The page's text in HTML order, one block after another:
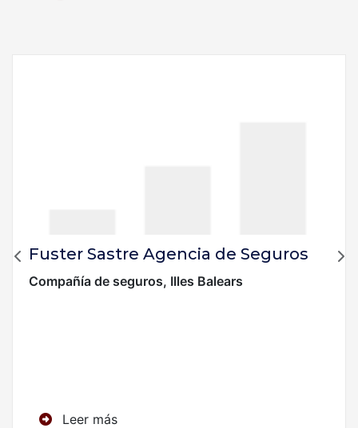
Fuster Sastre Agencia de Seguros
Compañía de seguros, Illes Balears
Leer más